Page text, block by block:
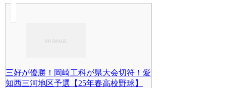
三好が優勝！岡崎工科が県大会切符！愛
知西三河地区予選【25年春高校野球】